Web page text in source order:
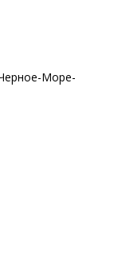
Черное-Море-